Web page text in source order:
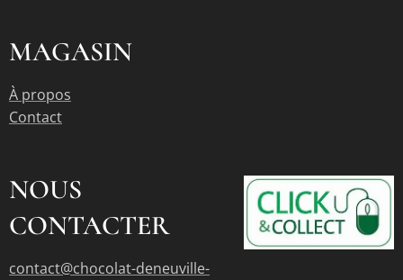
MAGASIN
À propos
Contact
NOUS
CONTACTER
contact@chocolat-deneuville-